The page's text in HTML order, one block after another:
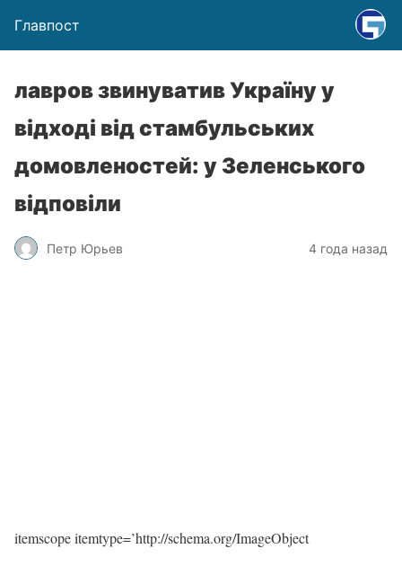
Главпост
лавров звинуватив Україну у
відході від стамбульських
домовленостей: у Зеленського
відповіли
Петр Юрьев 4 года назад
itemscope itemtype=’http://schema.org/ImageObject